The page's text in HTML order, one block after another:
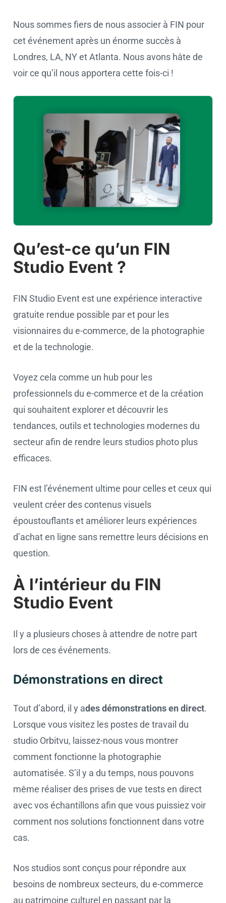
Nous sommes fiers de nous associer à FIN pour
cet événement après un énorme succès à
Londres, LA, NY et Atlanta. Nous avons hâte de
voir ce qu’il nous apportera cette fois-ci !
Qu’est-ce qu’un FIN
Studio Event ?
FIN Studio Event est une expérience interactive
gratuite rendue possible par et pour les
visionnaires du e-commerce, de la photographie
et de la technologie.
Voyez cela comme un hub pour les
professionnels du e-commerce et de la création
qui souhaitent explorer et découvrir les
tendances, outils et technologies modernes du
secteur afin de rendre leurs studios photo plus
efficaces.
FIN est l’événement ultime pour celles et ceux qui
veulent créer des contenus visuels
époustouflants et améliorer leurs expériences
d’achat en ligne sans remettre leurs décisions en
question.
À l’intérieur du FIN
Studio Event
Il y a plusieurs choses à attendre de notre part
lors de ces événements.
Démonstrations en direct
Tout d’abord, il y ades démonstrations en direct.
Lorsque vous visitez les postes de travail du
studio Orbitvu, laissez-nous vous montrer
comment fonctionne la photographie
automatisée. S’il y a du temps, nous pouvons
même réaliser des prises de vue tests en direct
avec vos échantillons afin que vous puissiez voir
comment nos solutions fonctionnent dans votre
cas.
Nos studios sont conçus pour répondre aux
besoins de nombreux secteurs, du e-commerce
au patrimoine culturel en passant par la